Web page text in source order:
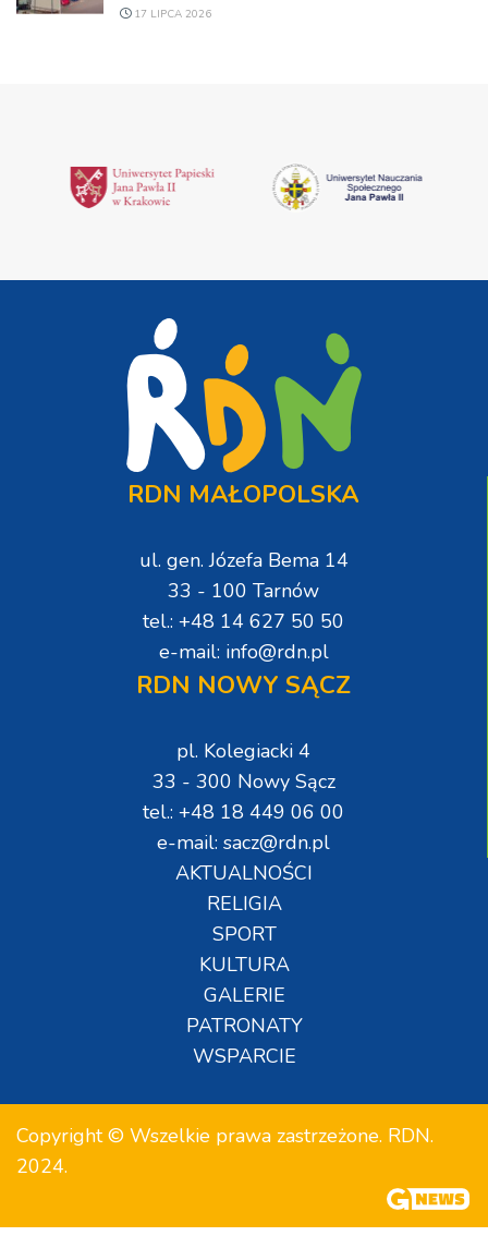
17 LIPCA 2026
RDN MAŁOPOLSKA
ul. gen. Józefa Bema 14
33 - 100 Tarnów
tel.: +48 14 627 50 50
e-mail: info@rdn.pl
RDN NOWY SĄCZ
pl. Kolegiacki 4
33 - 300 Nowy Sącz
tel.: +48 18 449 06 00
e-mail: sacz@rdn.pl
AKTUALNOŚCI
RELIGIA
SPORT
KULTURA
GALERIE
PATRONATY
WSPARCIE
Copyright © Wszelkie prawa zastrzeżone. RDN.
2024.